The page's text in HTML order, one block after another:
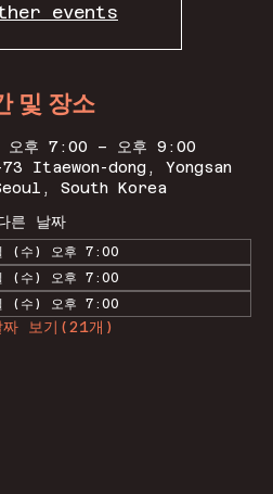
events
및 장소
오후 7:00 – 오후 9:00
Itaewon-dong, Yongsan
South Korea
른 날짜
(수) 오후 7:00
(수) 오후 7:00
(수) 오후 7:00
짜 보기(21개)